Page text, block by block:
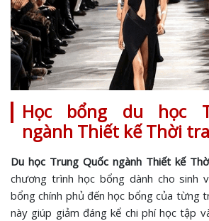
Học bổng du học
ngành Thiết kế Thời
Du học Trung Quốc ngành Thiết kế
chương trình học bổng dành cho sinh
bổng chính phủ đến học bổng của từng
này giúp giảm đáng kể chi phí học tập